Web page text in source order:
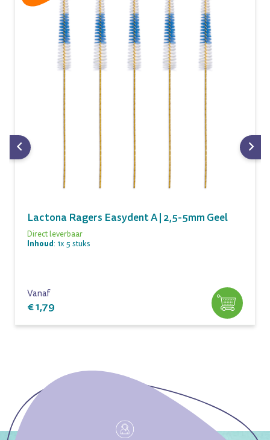
Lactona Ragers Easydent A | 2,5-5mm Geel
Direct leverbaar
Inhoud: 1x 5 stuks
Vanaf
€ 1,79